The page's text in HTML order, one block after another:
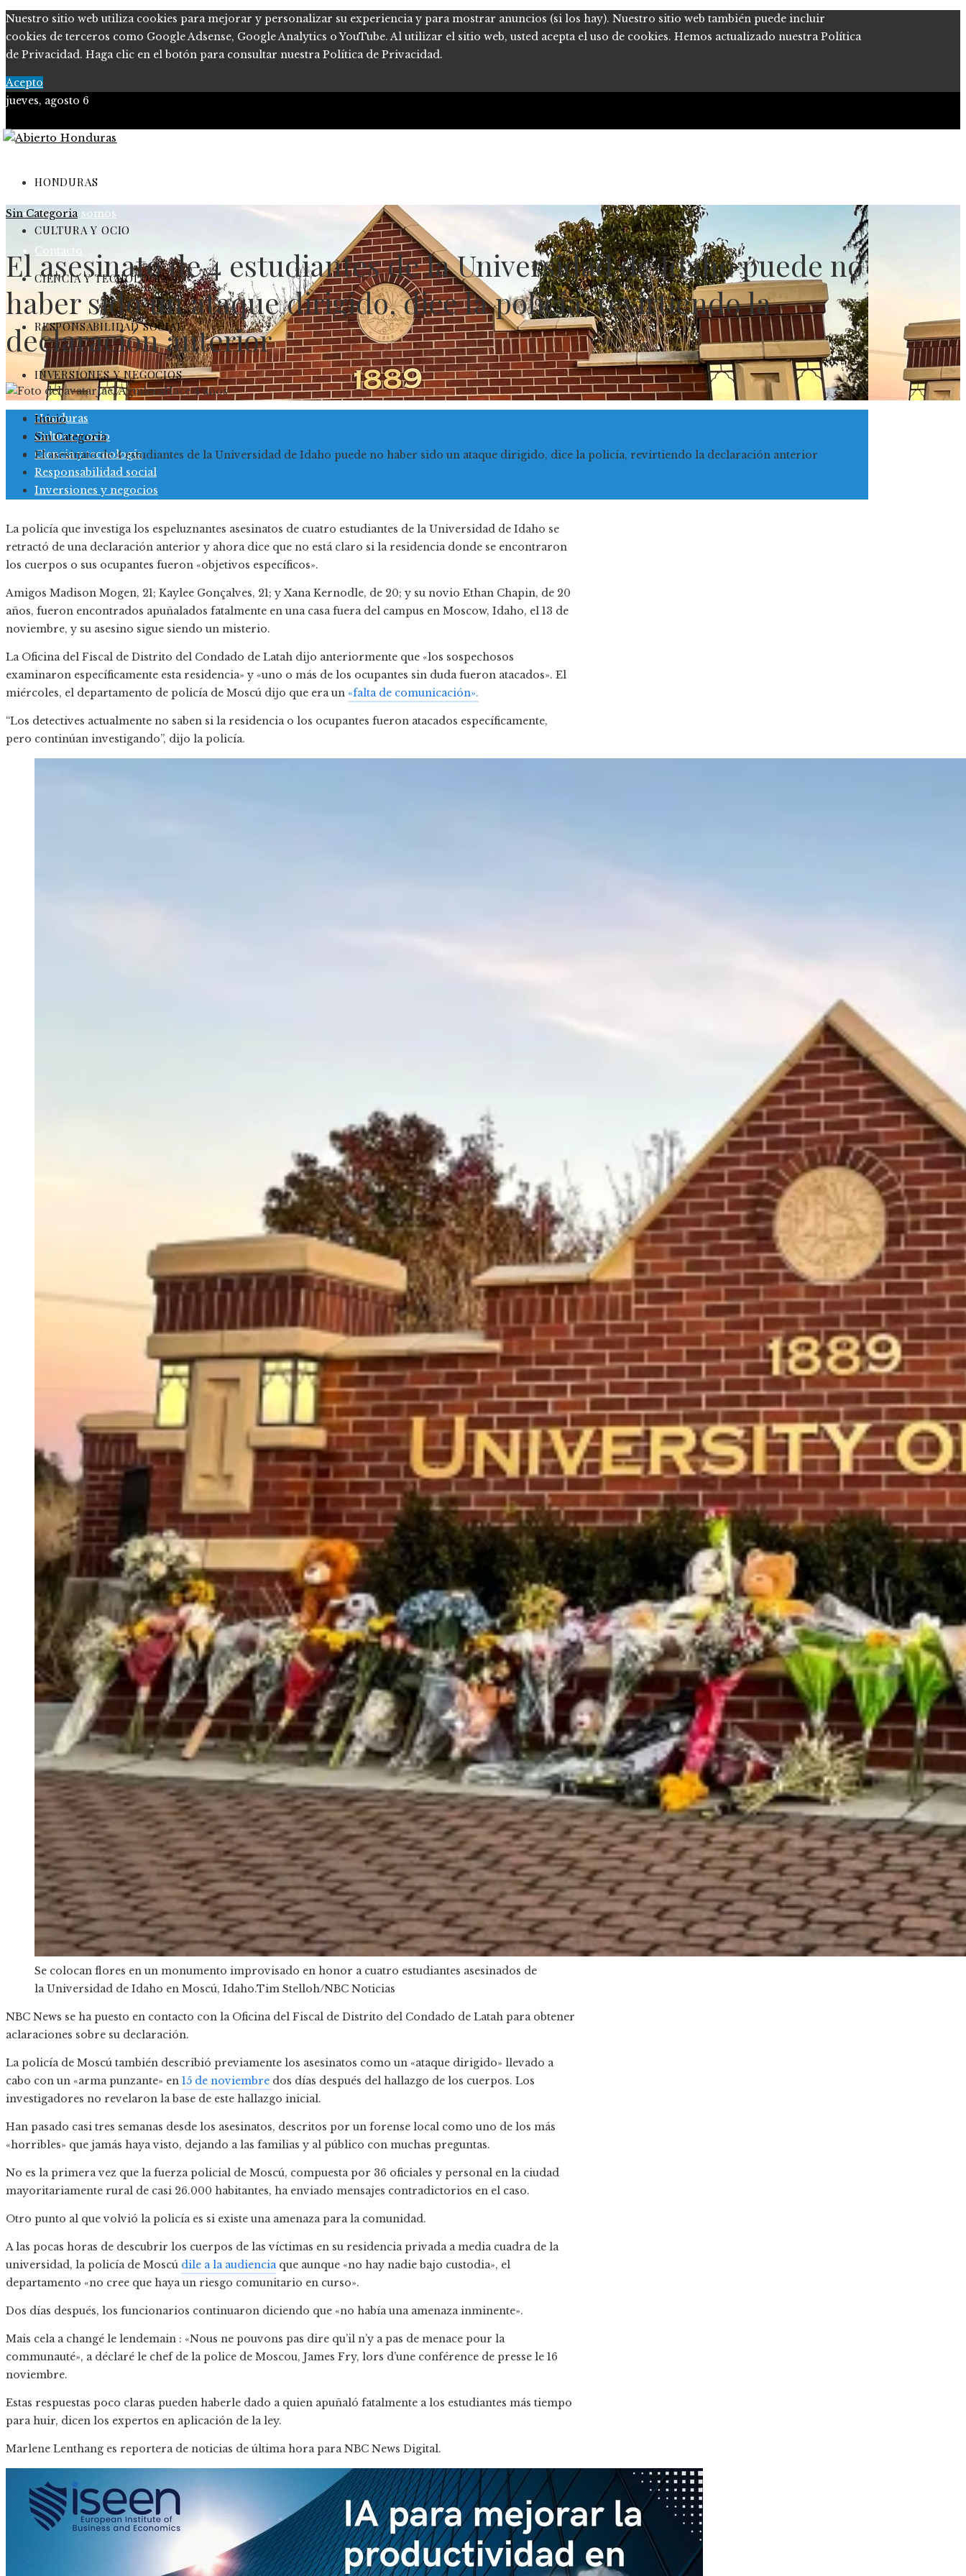
Nuestro sitio web utiliza cookies para mejorar y personalizar su experiencia y para mostrar anuncios (si los hay). Nuestro sitio web también puede incluir
cookies de terceros como Google Adsense, Google Analytics o YouTube. Al utilizar el sitio web, usted acepta el uso de cookies. Hemos actualizado nuestra Política
de Privacidad. Haga clic en el botón para consultar nuestra Política de Privacidad.
Acepto
jueves, agosto 6
Política de Privacidad
Marco Legal del Sitio
Quiénes somos
Contacto
HONDURAS
CULTURA Y OCIO
CIENCIA Y TECNOLOGÍA
RESPONSABILIDAD SOCIAL
INVERSIONES Y NEGOCIOS
Honduras
Cultura y ocio
Ciencia y tecnología
Responsabilidad social
Inversiones y negocios
Sin Categoria
El asesinato de 4 estudiantes de la Universidad de Idaho puede no
haber sido un ataque dirigido, dice la policía, revirtiendo la
declaración anterior
Jael AguileraHace 4 años
Inicio
Sin Categoria
El asesinato de 4 estudiantes de la Universidad de Idaho puede no haber sido un ataque dirigido, dice la policía, revirtiendo la declaración anterior
La policía que investiga los espeluznantes asesinatos de cuatro estudiantes de la Universidad de Idaho se
retractó de una declaración anterior y ahora dice que no está claro si la residencia donde se encontraron
los cuerpos o sus ocupantes fueron «objetivos específicos».
Amigos Madison Mogen, 21; Kaylee Gonçalves, 21; y Xana Kernodle, de 20; y su novio Ethan Chapin, de 20
años, fueron encontrados apuñalados fatalmente en una casa fuera del campus en Moscow, Idaho, el 13 de
noviembre, y su asesino sigue siendo un misterio.
La Oficina del Fiscal de Distrito del Condado de Latah dijo anteriormente que «los sospechosos
examinaron específicamente esta residencia» y «uno o más de los ocupantes sin duda fueron atacados». El
miércoles, el departamento de policía de Moscú dijo que era un «falta de comunicación».
“Los detectives actualmente no saben si la residencia o los ocupantes fueron atacados específicamente,
pero continúan investigando”, dijo la policía.
Se colocan flores en un monumento improvisado en honor a cuatro estudiantes asesinados de
la Universidad de Idaho en Moscú, Idaho.Tim Stelloh/NBC Noticias
NBC News se ha puesto en contacto con la Oficina del Fiscal de Distrito del Condado de Latah para obtener
aclaraciones sobre su declaración.
La policía de Moscú también describió previamente los asesinatos como un «ataque dirigido» llevado a
cabo con un «arma punzante» en 15 de noviembre dos días después del hallazgo de los cuerpos. Los
investigadores no revelaron la base de este hallazgo inicial.
Han pasado casi tres semanas desde los asesinatos, descritos por un forense local como uno de los más
«horribles» que jamás haya visto, dejando a las familias y al público con muchas preguntas.
No es la primera vez que la fuerza policial de Moscú, compuesta por 36 oficiales y personal en la ciudad
mayoritariamente rural de casi 26.000 habitantes, ha enviado mensajes contradictorios en el caso.
Otro punto al que volvió la policía es si existe una amenaza para la comunidad.
A las pocas horas de descubrir los cuerpos de las víctimas en su residencia privada a media cuadra de la
universidad, la policía de Moscú dile a la audienciaque aunque «no hay nadie bajo custodia», el
departamento «no cree que haya un riesgo comunitario en curso».
Dos días después, los funcionarios continuaron diciendo que «no había una amenaza inminente».
Mais cela a changé le lendemain : «Nous ne pouvons pas dire qu’il n’y a pas de menace pour la
communauté», a déclaré le chef de la police de Moscou, James Fry, lors d’une conférence de presse le 16
noviembre.
Estas respuestas poco claras pueden haberle dado a quien apuñaló fatalmente a los estudiantes más tiempo
para huir, dicen los expertos en aplicación de la ley.
Marlene Lenthang es reportera de noticias de última hora para NBC News Digital.